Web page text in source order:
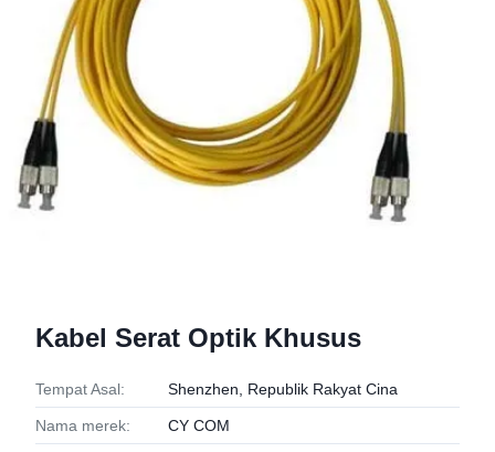
Kabel Serat Optik Khusus
Tempat Asal: Shenzhen, Republik Rakyat Cina
Nama merek: CY COM